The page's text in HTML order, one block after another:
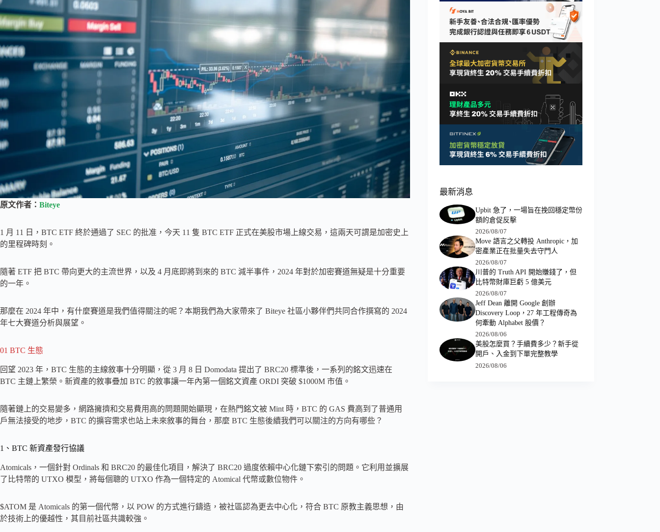
原文作者： Biteye
1 月 11 日，BTC ETF 終於通過了 SEC 的批准，今天 11 隻 BTC ETF 正式在美股市場上線交易，這兩天可謂是加密史上
的里程碑時刻。
隨著 ETF 把 BTC 帶向更大的主流世界，以及 4 月底即將到來的 BTC 減半事件，2024 年對於加密賽道無疑是十分重要
的一年。
那麼在 2024 年中，有什麼賽道是我們值得關注的呢？本期我們為大家帶來了 Biteye 社區小夥伴們共同合作撰寫的 2024
年七大賽道分析與展望。
01 BTC 生態
回望 2023 年，BTC 生態的主線敘事十分明顯，從 3 月 8 日 Domodata 提出了 BRC20 標準後，一系列的銘文迅速在
BTC 主鏈上繁榮。新資產的敘事疊加 BTC 的敘事讓一年內第一個銘文資產 ORDI 突破 $1000M 市值。
隨著鏈上的交易變多，網路擁擠和交易費用高的問題開始顯現，在熱門銘文被 Mint 時，BTC 的 GAS 費高到了普通用
戶無法接受的地步，BTC 的擴容需求也站上未來敘事的舞台，那麼 BTC 生態後續我們可以關注的方向有哪些？
1、BTC 新資產發行協議
Atomicals，一個針對 Ordinals 和 BRC20 的最佳化項目，解決了 BRC20 過度依賴中心化鏈下索引的問題。它利用並擴展
了比特幣的 UTXO 模型，將每個聰的 UTXO 作為一個特定的 Atomical 代幣或數位物件。
$ATOM 是 Atomicals 的第一個代幣，以 POW 的方式進行鑄造，被社區認為更去中心化，符合 BTC 原教主義思想，由
於技術上的優越性，其目前社區共識較強。
最新消息
Upbit 急了，一場旨在挽回穩定幣份
額的倉促反擊
2026/08/07
Move 語言之父轉投 Anthropic，加
密產業正在批量失去守門人
2026/08/07
川普的 Truth API 開始賺錢了，但
比特幣財庫巨虧 5 億美元
2026/08/07
Jeff Dean 離開 Google 創辦
Discovery Loop，27 年工程傳奇為
何牽動 Alphabet 股價？
2026/08/06
美股怎麼買？手續費多少？新手從
開戶、入金到下單完整教學
2026/08/06